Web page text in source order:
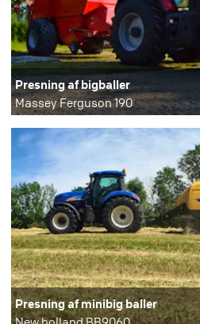
Presning af bigballer
Massey Ferguson 190
Presning af minibig baller